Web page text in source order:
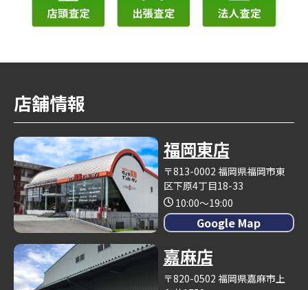
店舗情報
福岡東店
〒813-0002 福岡県福岡市東
区下原4丁目18-33
10:00～19:00
Google Map
嘉麻店
〒820-0502 福岡県嘉麻市上